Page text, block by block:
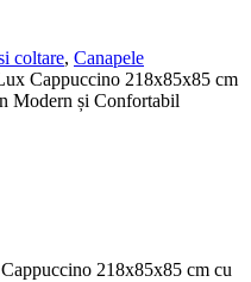
coltare, Canapele
Cappuccino 218x85x85 cm
Modern și Confortabil